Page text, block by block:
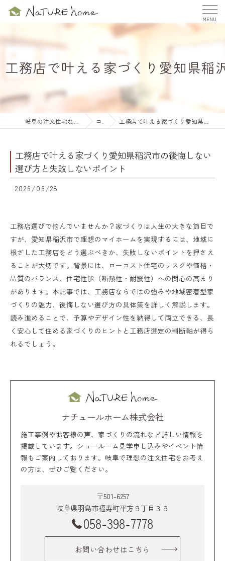
工務店で叶える家づくり愛知県稲
コラム 工務店で叶える家づくり愛知県稲沢市の後悔しない選び方と失敗しないポイント
工務店で叶える家づくり愛知県稲沢市の後悔しない
選び方と失敗しないポイント
2026/06/28
工務店選びで悩んでいませんか？家づくりは人生の大きな節目で
すが、愛知県稲沢市で理想のマイホームを実現するには、地域に
根ざした工務店をどう選ぶべきか、失敗しないポイントを押さえ
ることが大切です。背景には、ローコスト住宅のリスクや価格・
品質のバランス、住宅性能（断熱性・耐震性）への関心の高まり
があります。本記事では、工務店ならではの強みや地域密着型家
づくりの魅力、後悔しない選び方の具体策を詳しく解説します。
読み進めることで、予算やデザイン性を納得して両立できる、長
く安心して住める家づくりのヒントと工務店選定の判断軸が得ら
れるでしょう。
ナチュールホーム株式会社
施工事例やお客様の声、家づくりの流れなど詳しい情報を
掲載しています。ショールーム見学申し込みやイベント情
報もご案内しております。岐阜で理想の注文住宅をお考え
の方は、ぜひご覧ください。
〒501-6257
岐阜県羽島市福寿町平方９丁目３９
058-398-7778
お問い合わせはこちら